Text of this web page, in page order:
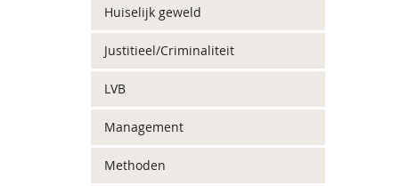
Huiselijk geweld
Justitieel/Criminaliteit
LVB
Management
Methoden